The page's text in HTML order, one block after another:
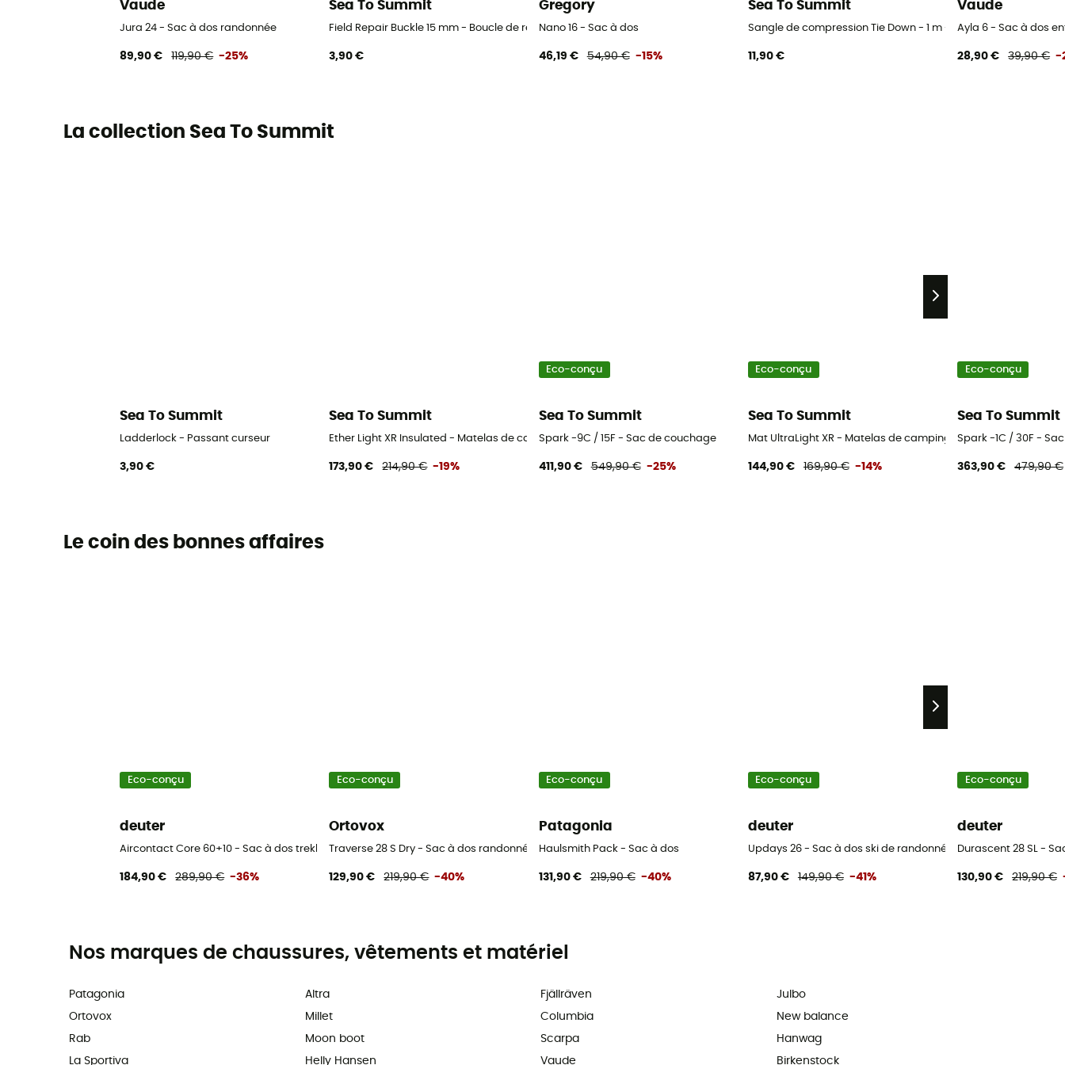
Vaude
Jura 24 - Sac à dos randonnée
89,90 € 119,90 € -25%
Sea To Summit
Field Repair Buckle 15 mm - Boucle de remplacement
3,90 €
Gregory
Nano 16 - Sac à dos
46,19 € 54,90 € -15%
Sea To Summit
Sangle de compression Tie Down - 1 m - Sangle
11,90 €
Vaude
Ayla 6 - Sac à dos
28,90 € 39,90 € -
La collection Sea To Summit
Sea To Summit
Ladderlock - Passant curseur
3,90 €
Sea To Summit
Ether Light XR Insulated - Matelas de camping
173,90 € 214,90 € -19%
Eco-conçu
Sea To Summit
Spark -9C / 15F - Sac de couchage
411,90 € 549,90 € -25%
Eco-conçu
Sea To Summit
Mat UltraLight XR - Matelas de camping
144,90 € 169,90 € -14%
Eco-conçu
Sea To Summit
Spark -1C / 30F -
363,90 € 479,90 €
Le coin des bonnes affaires
Eco-conçu
deuter
Aircontact Core 60+10 - Sac à dos trekking homme
184,90 € 289,90 € -36%
Eco-conçu
Ortovox
Traverse 28 S Dry - Sac à dos randonnée
129,90 € 219,90 € -40%
Eco-conçu
Patagonia
Haulsmith Pack - Sac à dos
131,90 € 219,90 € -40%
Eco-conçu
deuter
Updays 26 - Sac à dos ski de randonnée homme
87,90 € 149,90 € -41%
Eco-conçu
deuter
Durascent 28 SL -
130,90 € 219,90 €
Nos marques de chaussures, vêtements et matériel
Patagonia
Ortovox
Rab
La Sportiva
Altra
Millet
Moon boot
Helly Hansen
Fjällräven
Columbia
Scarpa
Vaude
Julbo
New balance
Hanwag
Birkenstock